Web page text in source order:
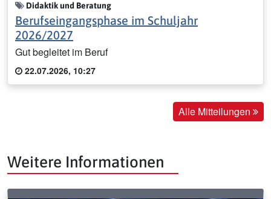
Didaktik und Beratung
Berufseingangsphase im Schuljahr
2026/2027
Gut begleitet im Beruf
22.07.2026, 10:27
Alle Mitteilungen
Weitere Informationen